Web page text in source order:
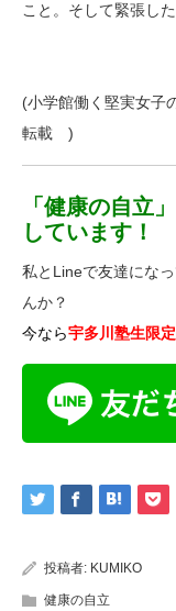
こと。そして緊張し
(小学館働く堅実女子
転載 )
「健康の自立
しています！
私とLineで友達にな
んか？
今なら宇多川塾生限
投稿者: KUMIKO
健康の自立